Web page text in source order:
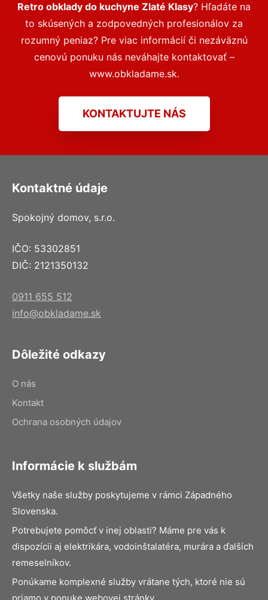
Retro obklady do kuchyne Zlaté Klasy? Hľadáte na
to skúsených a zodpovedných profesionálov za
rozumný peniaz? Pre viac informácií či nezáväznú
cenovú ponuku nás neváhajte kontaktovať –
www.obkladame.sk.
KONTAKTUJTE NÁS
Kontaktné údaje
Spokojný domov, s.r.o.
IČO: 53302851
DIČ: 2121350132
0911 655 512
info@obkladame.sk
Dôležité odkazy
O nás
Kontakt
Ochrana osobných údajov
Informácie k službám
Všetky naše služby poskytujeme v rámci Západného
Slovenska.
Potrebujete pomôcť v inej oblasti? Máme pre vás k
dispozícii aj elektrikára, vodoinštalatéra, murára a ďalších
remeselníkov.
Ponúkame komplexné služby vrátane tých, ktoré nie sú